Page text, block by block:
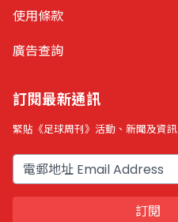
使用條款
廣告查詢
訂閱最新通訊
緊貼《足球周刊》活動、新聞及資訊
電郵
訂閱